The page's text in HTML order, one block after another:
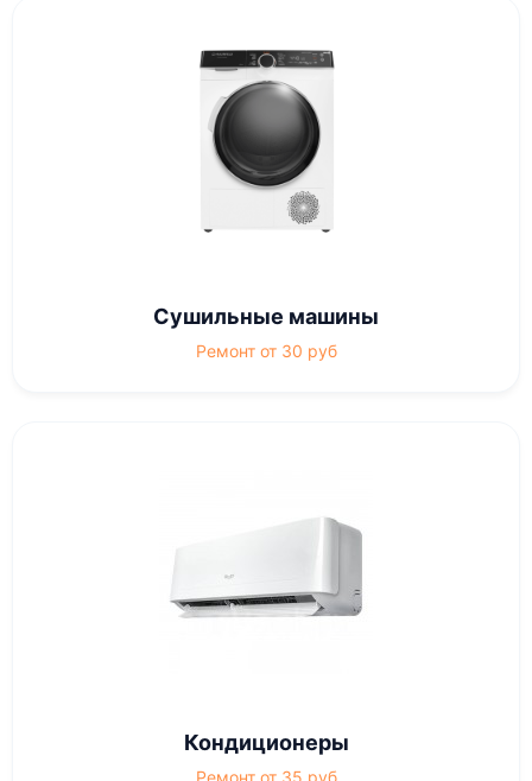
Сушильные машины
Ремонт от 30 руб
Кондиционеры
Ремонт от 35 руб